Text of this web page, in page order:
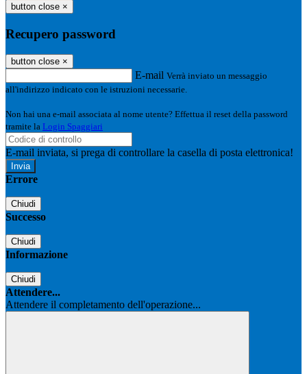
button close ×
Recupero password
button close ×
E-mail Verrà inviato un messaggio
all'indirizzo indicato con le istruzioni necessarie.
Non hai una e-mail associata al nome utente? Effettua il reset della password
tramite la Login Spaggiari
E-mail inviata, si prega di controllare la casella di posta elettronica!
Errore
Chiudi
Successo
Chiudi
Informazione
Chiudi
Attendere...
Attendere il completamento dell'operazione...